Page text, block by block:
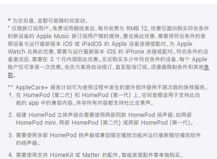
页
页
脚
注
‡ 为近似值。金额可能随时间变动。
⁺ 仅限新订阅用户。免费试用期结束后，每月收费为 RMB 12。优惠仅面向购买符合条件
的新设备的 Apple Music 新订阅用户限时提供。要兑换此优惠，需要将符合条件的音
频设备与运行最新版本 iOS 或 iPadOS 的 Apple 设备连接或配对。为 Apple
Watch 兑换此优惠，需要与运行最新版本 iOS 的 iPhone 连接或配对。符合条件的设
备激活后，需要在 3 个月内领取此优惠。无论购买多少件符合条件的设备，每个 Apple
账户仅可享受一次优惠。会员方案将自动续订，直至取消订阅。须遵循限制条件和其他条
款。
窗
口
中
打
开)
** AppleCare+ 服务计划可为使用过程中发生的意外损坏提供不限次数的保修服务。
在 HomePod (第二代) 和 HomePod (第一代) 上，空间音频适用于支持此功
能的 app 中的兼容内容。并非所有内容都支持杜比全景声。
组建 HomePod 立体声组合需要使用两部同款 HomePod 扬声器，如两部
HomePod mini、两部 HomePod (第二代) 或两部 HomePod (第一代)。
需要使用多部 HomePod 扬声器或兼容隔空播放功能并运行最新隔空播放软件
的扬声器。
需要使用支持 HomeKit 或 Matter 的配件。智能家居配件需单独购买。